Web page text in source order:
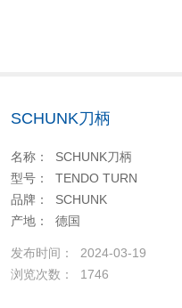
SCHUNK刀柄
名称： SCHUNK刀柄
型号： TENDO TURN
品牌： SCHUNK
产地： 德国
发布时间： 2024-03-19
浏览次数： 1746